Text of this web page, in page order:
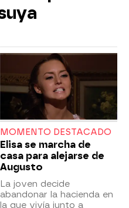
MOMENTO DESTACADO
Elisa se marcha de
casa para alejarse de
Augusto
La joven decide
abandonar la hacienda en
la que vivía junto a